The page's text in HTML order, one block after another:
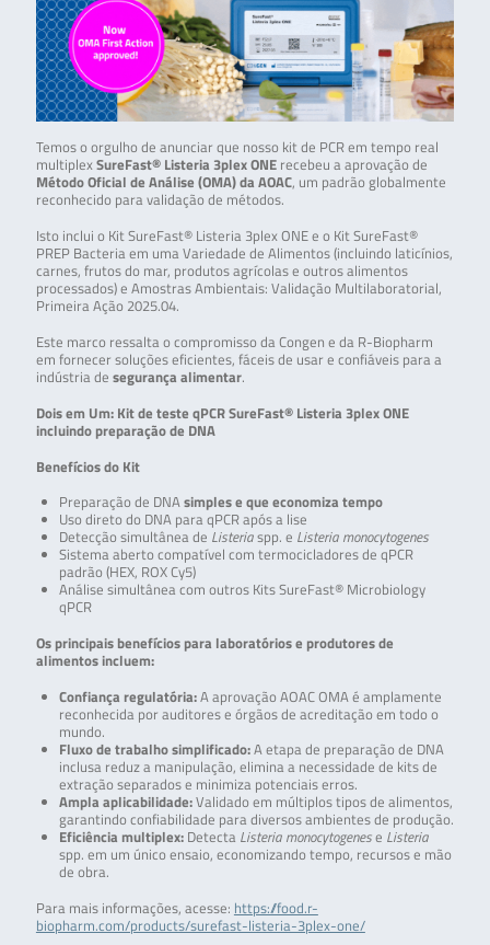
Temos o orgulho de anunciar que nosso kit de PCR em tempo real
multiplexSureFast® Listeria 3plex ONErecebeu a aprovação de
Método Oficial de Análise (OMA) da AOAC, um padrão globalmente
reconhecido para validação de métodos.
Isto inclui o Kit SureFast® Listeria 3plex ONE e o Kit SureFast®
PREP Bacteria em uma Variedade de Alimentos (incluindo laticínios,
carnes, frutos do mar, produtos agrícolas e outros alimentos
processados) e Amostras Ambientais: Validação Multilaboratorial,
Primeira Ação 2025.04.
Este marco ressalta o compromisso da Congen e da R-Biopharm
em fornecer soluções eficientes, fáceis de usar e confiáveis para a
indústria de segurança alimentar.
Dois em Um: Kit de teste qPCR SureFast® Listeria 3plex ONE
incluindo preparação de DNA
Benefícios do Kit
Preparação de DNAsimples e que economiza tempo
Uso direto do DNA para qPCR após a lise
Detecção simultânea de Listeriaspp. e Listeria monocytogenes
Sistema aberto compatível com termocicladores de qPCR
padrão (HEX, ROX Cy5)
Análise simultânea com outros Kits SureFast® Microbiology
qPCR
Os principais benefícios para laboratórios e produtores de
alimentos incluem:
Confiança regulatória:A aprovação AOAC OMA é amplamente
reconhecida por auditores e órgãos de acreditação em todo o
mundo.
Fluxo de trabalho simplificado:A etapa de preparação de DNA
inclusa reduz a manipulação, elimina a necessidade de kits de
extração separados e minimiza potenciais erros.
Ampla aplicabilidade:Validado em múltiplos tipos de alimentos,
garantindo confiabilidade para diversos ambientes de produção.
Eficiência multiplex:Detecta Listeria monocytogenese Listeria
spp. em um único ensaio, economizando tempo, recursos e mão
de obra.
Para mais informações, acesse: https://food.r-
biopharm.com/products/surefast-listeria-3plex-one/